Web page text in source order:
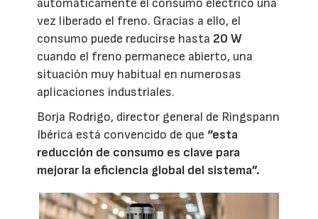
automáticamente el consumo eléctrico una
vez liberado el freno. Gracias a ello, el
consumo puede reducirse hasta 20 W
cuando el freno permanece abierto, una
situación muy habitual en numerosas
aplicaciones industriales.
Borja Rodrigo, director general de Ringspann
Ibérica está convencido de que “esta
reducción de consumo es clave para
mejorar la eficiencia global del sistema”.